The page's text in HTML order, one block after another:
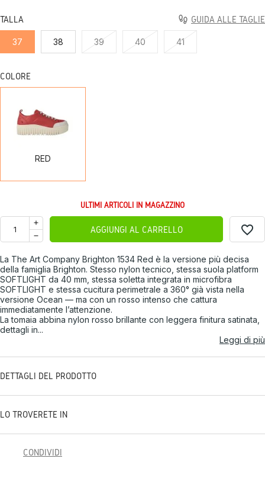
TALLA GUIDA ALLE TAGLIE
37 38 39 40 41
COLORE
RED
ULTIMI ARTICOLI IN MAGAZZINO
AGGIUNGI AL CARRELLO favorite_border
La The Art Company Brighton 1534 Red è la versione più decisa
della famiglia Brighton. Stesso nylon tecnico, stessa suola platform
SOFTLIGHT da 40 mm, stessa soletta integrata in microfibra
SOFTLIGHT e stessa cucitura perimetrale a 360° già vista nella
versione Ocean — ma con un rosso intenso che cattura
immediatamente l’attenzione.
La tomaia abbina nylon rosso brillante con leggera finitura satinata,
dettagli in...
Leggi di più
DETTAGLI DEL PRODOTTO
LO TROVERETE IN
CONDIVIDI